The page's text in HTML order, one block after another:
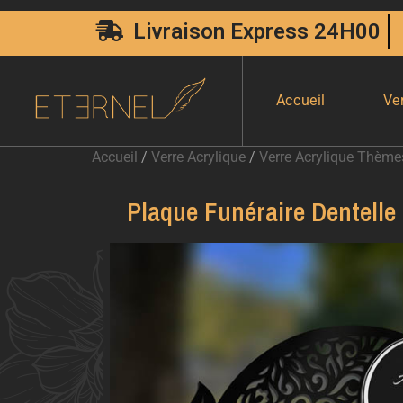
Livraison Express 24H00
Accueil
Accueil / Verre Acrylique / Verre Acrylique
Plaque Funéraire